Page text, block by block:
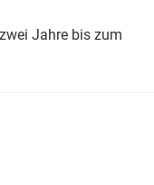
Jahre bis zum